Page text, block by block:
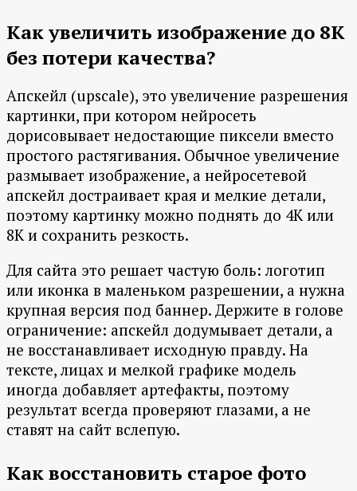
Как увеличить изображение до 8K
без потери качества?
Апскейл (upscale), это увеличение разрешения
картинки, при котором нейросеть
дорисовывает недостающие пиксели вместо
простого растягивания. Обычное увеличение
размывает изображение, а нейросетевой
апскейл достраивает края и мелкие детали,
поэтому картинку можно поднять до 4K или
8K и сохранить резкость.
Для сайта это решает частую боль: логотип
или иконка в маленьком разрешении, а нужна
крупная версия под баннер. Держите в голове
ограничение: апскейл додумывает детали, а
не восстанавливает исходную правду. На
тексте, лицах и мелкой графике модель
иногда добавляет артефакты, поэтому
результат всегда проверяют глазами, а не
ставят на сайт вслепую.
Как восстановить старое фото